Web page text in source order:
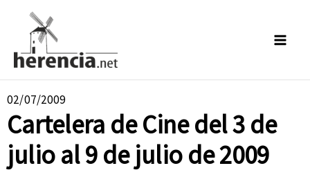
contenido
02/07/2009
Cartelera de Cine del 3 de
julio al 9 de julio de 2009